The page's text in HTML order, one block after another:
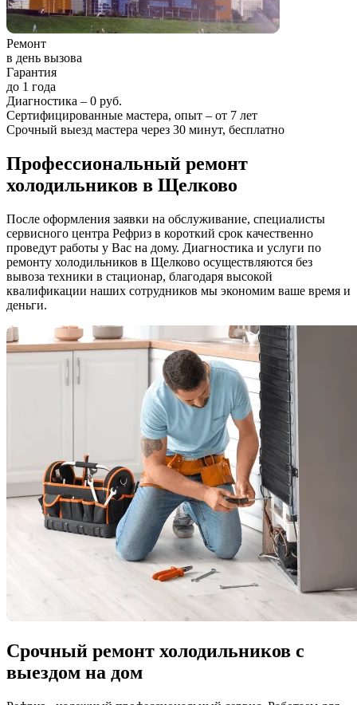
Ремонт
в день вызова
Гарантия
до 1 года
Диагностика – 0 руб.
Сертифицированные мастера, опыт – от 7 лет
Срочный выезд мастера через 30 минут, бесплатно
Профессиональный ремонт
холодильников в Щелково
После оформления заявки на обслуживание, специалисты
сервисного центра Рефриз в короткий срок качественно
проведут работы у Вас на дому. Диагностика и услуги по
ремонту холодильников в Щелково осуществляются без
вывоза техники в стационар, благодаря высокой
квалификации наших сотрудников мы экономим ваше время и
деньги.
Срочный ремонт холодильников с
выездом на дом